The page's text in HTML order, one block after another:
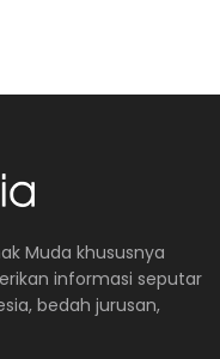
Muda khususnya
informasi seputar
bedah jurusan,